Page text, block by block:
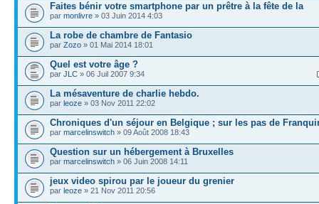
Faites bénir votre smartphone par un prêtre à la fête de la
par monlivre » 03 Juin 2014 4:03
La robe de chambre de Fantasio
par Zozo » 01 Mai 2014 18:01
Quel est votre âge ?
par JLC » 06 Juil 2007 9:34
La mésaventure de charlie hebdo.
par leoze » 03 Nov 2011 22:02
Chroniques d'un séjour en Belgique ; sur les pas de
par marcelinswitch » 09 Août 2008 18:43
Question sur un hébergement à Bruxelles
par marcelinswitch » 06 Juin 2008 14:11
jeux video spirou par le joueur du grenier
par leoze » 21 Nov 2011 20:56